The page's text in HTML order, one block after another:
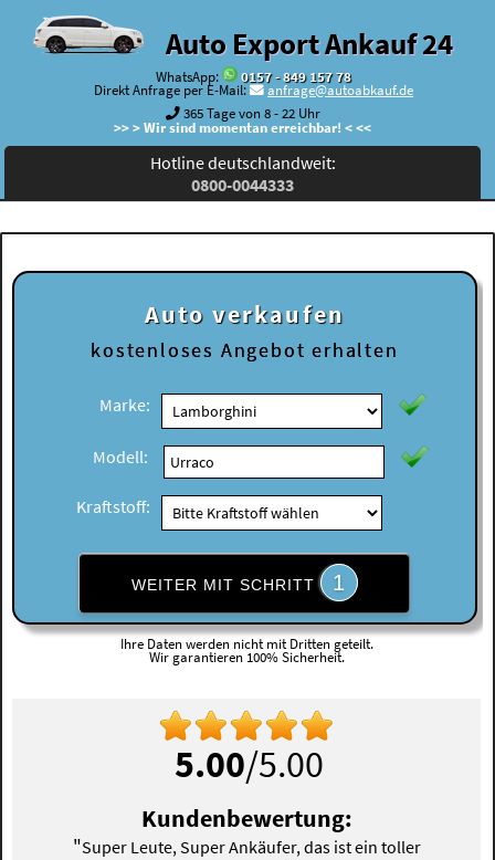
Auto Export Ankauf 24
WhatsApp:
0157 - 849 157 78
Direkt Anfrage per E-Mail:
anfrage@autoabkauf.de
365 Tage von 8 - 22 Uhr
>> > Wir sind momentan erreichbar! < <<
Hotline deutschlandweit:
0800-0044333
Auto verkaufen
kostenloses Angebot erhalten
Marke:
Modell:
Kraftstoff:
WEITER MIT SCHRITT 1
Ihre Daten werden nicht mit Dritten geteilt.
Wir garantieren 100% Sicherheit.
5.00/5.00
Kundenbewertung:
"Super Leute, Super Ankäufer, das ist ein toller